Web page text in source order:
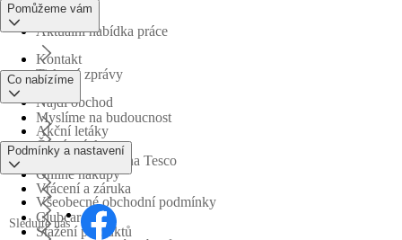
Aktuální nabídka práce
Tiskové zprávy
Myslíme na budoucnost
Obchodní skupina Tesco
Pomůžeme vám
Kontakt
Najdi obchod
Časté otázky
Vrácení a záruka
Stažení produktů
Co nabízíme
Akční letáky
Online nákupy
Clubcard
Podmínky a nastavení
Všeobecné obchodní podmínky
Sledujte nás